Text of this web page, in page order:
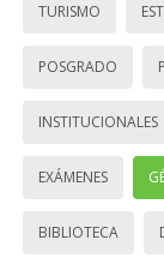
TURISMO
POSGRADO
INSTITUCIONALES
EXÁMENES
BIBLIOTECA